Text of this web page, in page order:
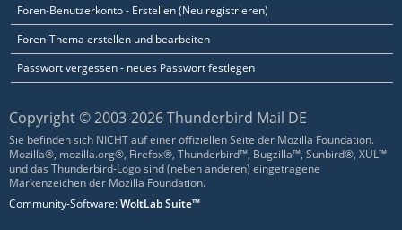
Foren-Benutzerkonto - Erstellen (Neu registrieren)
Foren-Thema erstellen und bearbeiten
Passwort vergessen - neues Passwort festlegen
Copyright © 2003-2026 Thunderbird Mail DE
Sie befinden sich NICHT auf einer offiziellen Seite der Mozilla Foundation.
Mozilla®, mozilla.org®, Firefox®, Thunderbird™, Bugzilla™, Sunbird®, XUL™
und das Thunderbird-Logo sind (neben anderen) eingetragene
Markenzeichen der Mozilla Foundation.
Community-Software:WoltLab Suite™